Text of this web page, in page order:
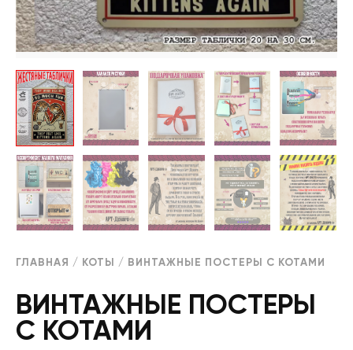
ГЛАВНАЯ / КОТЫ / ВИНТАЖНЫЕ ПОСТЕРЫ С КОТАМИ
ВИНТАЖНЫЕ ПОСТЕРЫ
С КОТАМИ